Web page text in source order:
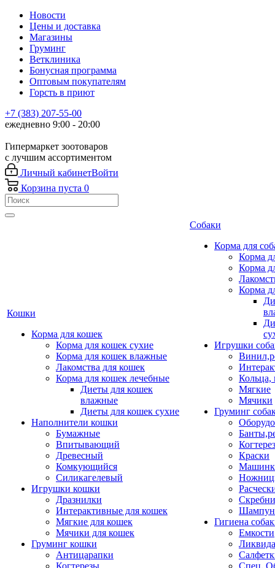
Новости
Цены и доставка
Магазины
Груминг
Ветклиника
Бонусная программа
Оптовым покупателям
Горсть в приют
+7 (383) 207-55-00
ежедневно 9:00 - 20:00
Гипермаркет зоотоваров
с лучшим ассортиментом
Личный кабинетВойти
Корзина пуста 0
Кошки
Корма для кошек
Корма для кошек сухие
Корма для кошек влажные
Лакомства для кошек
Корма для кошек лечебные
Диеты для кошек
влажные
Диеты для кошек сухие
Наполнители кошки
Бумажные
Впитывающий
Древесный
Комкующийся
Силикагелевый
Игрушки кошки
Дразнилки
Интерактивные для кошек
Мягкие для кошек
Мячики для кошек
Груминг кошки
Антицарапки
Когтерезы
Собаки
Корма для
Корма
Корма
Корма
Игрушки
Кольца,
Мягкие
Мячики
Груминг
Краски
Гигиена
Емкости
Спец.